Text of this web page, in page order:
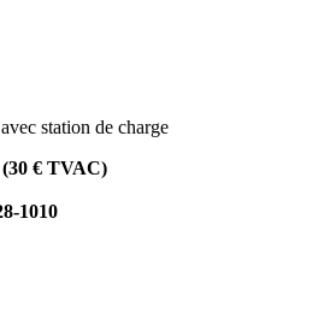
station de charge
€ TVAC)
1010